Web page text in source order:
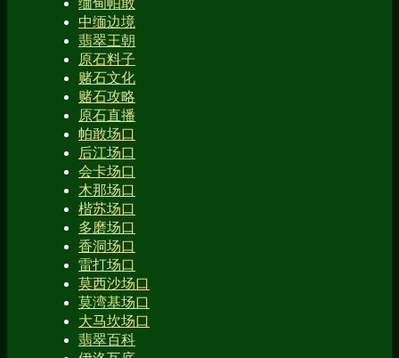
中缅边境
翡翠王朝
原石料子
赌石文化
赌石攻略
原石直播
帕敢场口
后江场口
会卡场口
木那场口
楷苏场口
多磨场口
香洞场口
雷打场口
莫西沙场口
莫湾基场口
大马坎场口
翡翠百科